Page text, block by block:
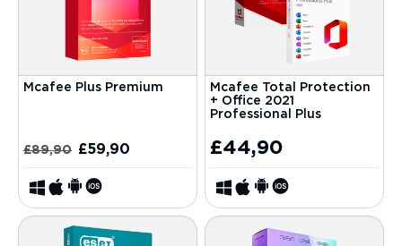
Mcafee Plus Premium
£89,90 £59,90
Mcafee Total Protection
+ Office 2021
Professional Plus
£44,90